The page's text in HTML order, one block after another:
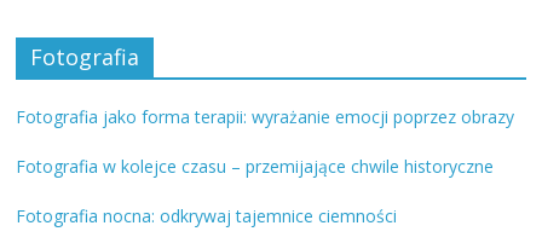
Fotografia
Fotografia jako forma terapii: wyrażanie emocji poprzez obrazy
Fotografia w kolejce czasu – przemijające chwile historyczne
Fotografia nocna: odkrywaj tajemnice ciemności